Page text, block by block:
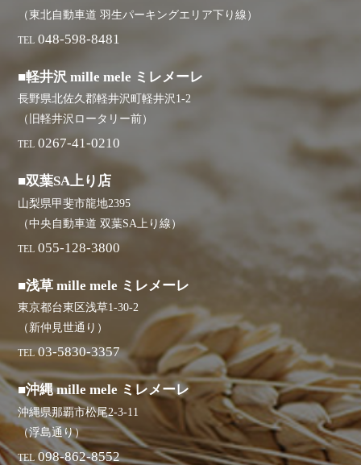
（東北自動車道 羽生パーキングエリア下り線）
TEL 048-598-8481
■軽井沢 mille mele ミレメーレ
長野県北佐久郡軽井沢町軽井沢1-2
（旧軽井沢ロータリー前）
TEL 0267-41-0210
■双葉SA上り店
山梨県甲斐市龍地2395
（中央自動車道 双葉SA上り線）
TEL 055-128-3800
■浅草 mille mele ミレメーレ
東京都台東区浅草1-30-2
（新仲見世通り）
TEL 03-5830-3357
■沖縄 mille mele ミレメーレ
沖縄県那覇市松尾2-3-11
（浮島通り）
TEL 098-862-8552